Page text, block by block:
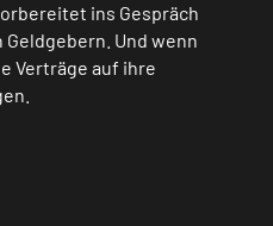
ins Gespräch
Und wenn
Verträge auf ihre